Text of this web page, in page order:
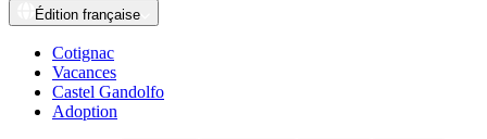
Édition française
Cotignac
Vacances
Castel Gandolfo
Adoption